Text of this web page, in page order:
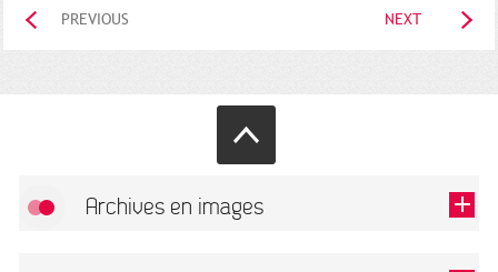
PREVIOUS NEXT
Archives en images